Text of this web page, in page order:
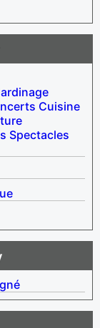
Cuisine
Spectacles